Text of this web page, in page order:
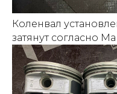
Коленвал
затянут согласно